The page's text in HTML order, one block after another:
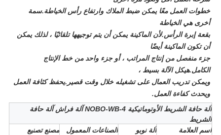
خطوات العمل معًا يمكن ضبط الملاك وارتفاع رأس الخياطة.سمة
أخرى هي الخياطة
بقعة إبرة الرأس.لأن الماكينة يمكن أن يتم توجيهها تلقائيًا ، لذلك يمكن
أن تكون الماكينة أيضًا
جزء منفصل من إنتاج المراتب ، أو جزء واحد من خط الإنتاج
الكامل.هيكل الآلة بسيط ،
ويمكن تدريب العمال على تشغيله خلال وقت قصير.يحفظ كثافة العمل
ويحدث كفاءة العمل.
آلة حافة الشريط الأوتوماتيكية NOBO-WB-4 آلة فراش آلة حافة
الشريط
اسم العلامة
آلة نوبو
الصناعات المعمول
مصنع تصنيع